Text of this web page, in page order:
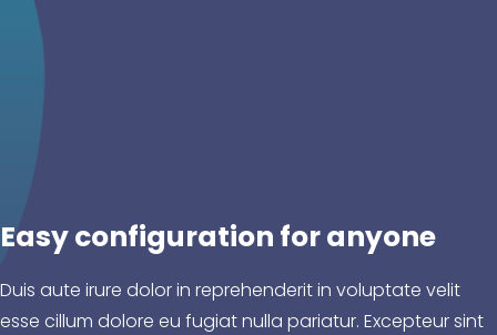
Easy configuration for anyone
Duis aute irure dolor in reprehenderit in voluptate velit
esse cillum dolore eu fugiat nulla pariatur. Excepteur sint